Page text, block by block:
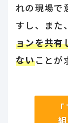
れの現場で
すし、また
ョンを共有
ないことが